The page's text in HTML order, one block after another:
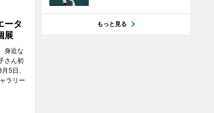
ータ
展
身近な
さん初
5日、
ラリー
もっと見る